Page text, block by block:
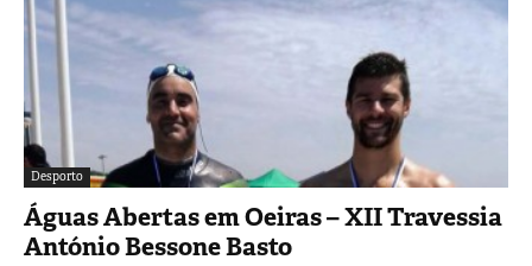
Desporto
Águas Abertas em Oeiras – XII Travessia
António Bessone Basto